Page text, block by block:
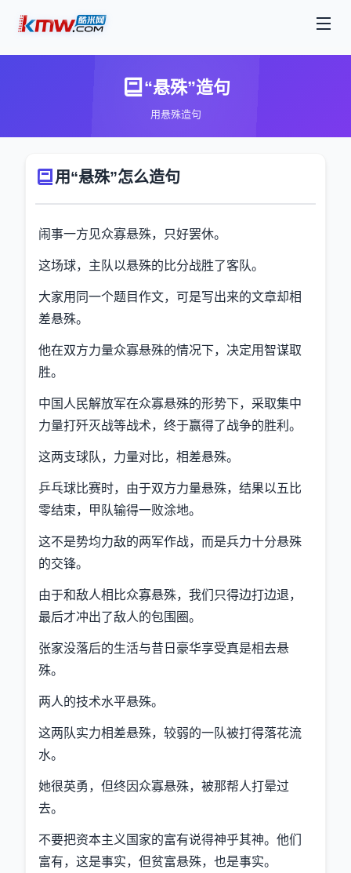
“悬殊”造句
用悬殊造句
用“悬殊”怎么造句
闹事一方见众寡悬殊，只好罢休。
这场球，主队以悬殊的比分战胜了客队。
大家用同一个题目作文，可是写出来的文章却相
差悬殊。
他在双方力量众寡悬殊的情况下，决定用智谋取
胜。
中国人民解放军在众寡悬殊的形势下，采取集中
力量打歼灭战等战术，终于赢得了战争的胜利。
这两支球队，力量对比，相差悬殊。
乒乓球比赛时，由于双方力量悬殊，结果以五比
零结束，甲队输得一败涂地。
这不是势均力敌的两军作战，而是兵力十分悬殊
的交锋。
由于和敌人相比众寡悬殊，我们只得边打边退，
最后才冲出了敌人的包围圈。
张家没落后的生活与昔日豪华享受真是相去悬
殊。
两人的技术水平悬殊。
这两队实力相差悬殊，较弱的一队被打得落花流
水。
她很英勇，但终因众寡悬殊，被那帮人打晕过
去。
不要把资本主义国家的富有说得神乎其神。他们
富有，这是事实，但贫富悬殊，也是事实。